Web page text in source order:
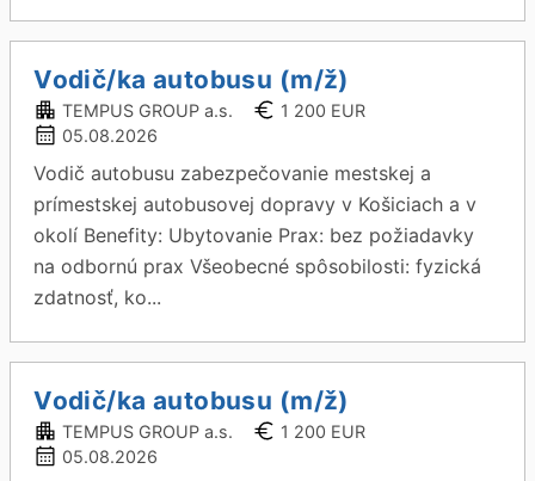
Vodič/ka autobusu (m/ž)
TEMPUS GROUP a.s.
1 200 EUR
05.08.2026
Vodič autobusu zabezpečovanie mestskej a
prímestskej autobusovej dopravy v Košiciach a v
okolí Benefity: Ubytovanie Prax: bez požiadavky
na odbornú prax Všeobecné spôsobilosti: fyzická
zdatnosť, ko...
Vodič/ka autobusu (m/ž)
TEMPUS GROUP a.s.
1 200 EUR
05.08.2026